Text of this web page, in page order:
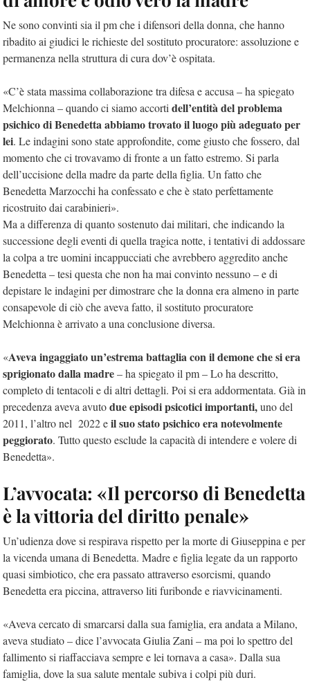
Ne sono convinti sia il pm che i difensori della donna, che hanno
ribadito ai giudici le richieste del sostituto procuratore: assoluzione e
permanenza nella struttura di cura dov’è ospitata.
«C’è stata massima collaborazione tra difesa e accusa – ha spiegato
Melchionna – quando ci siamo accorti dell’entità del problema
psichico di Benedetta abbiamo trovato il luogo più adeguato per
lei. Le indagini sono state approfondite, come giusto che fossero, dal
momento che ci trovavamo di fronte a un fatto estremo. Si parla
dell’uccisione della madre da parte della figlia. Un fatto che
Benedetta Marzocchi ha confessato e che è stato perfettamente
ricostruito dai carabinieri».
Ma a differenza di quanto sostenuto dai militari, che indicando la
successione degli eventi di quella tragica notte, i tentativi di addossare
la colpa a tre uomini incappucciati che avrebbero aggredito anche
Benedetta – tesi questa che non ha mai convinto nessuno – e di
depistare le indagini per dimostrare che la donna era almeno in parte
consapevole di ciò che aveva fatto, il sostituto procuratore
Melchionna è arrivato a una conclusione diversa.
«Aveva ingaggiato un’estrema battaglia con il demone che si era
sprigionato dalla madre– ha spiegato il pm – Lo ha descritto,
completo di tentacoli e di altri dettagli. Poi si era addormentata. Già in
precedenza aveva avutodue episodi psicotici importanti,uno del
2011, l’altro nel 2022 eil suo stato psichico era notevolmente
peggiorato. Tutto questo esclude la capacità di intendere e volere di
Benedetta».
L’avvocata: «Il percorso di Benedetta
è la vittoria del diritto penale»
Un’udienza dove si respirava rispetto per la morte di Giuseppina e per
la vicenda umana di Benedetta. Madre e figlia legate da un rapporto
quasi simbiotico, che era passato attraverso esorcismi, quando
Benedetta era piccina, attraverso liti furibonde e riavvicinamenti.
«Aveva cercato di smarcarsi dalla sua famiglia, era andata a Milano,
aveva studiato – dice l’avvocata Giulia Zani – ma poi lo spettro del
fallimento si riaffacciava sempre e lei tornava a casa». Dalla sua
famiglia, dove la sua salute mentale subiva i colpi più duri.